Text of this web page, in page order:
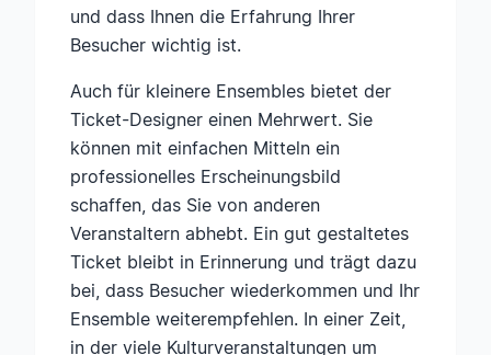
und dass Ihnen die Erfahrung Ihrer
Besucher wichtig ist.
Auch für kleinere Ensembles bietet der
Ticket-Designer einen Mehrwert. Sie
können mit einfachen Mitteln ein
professionelles Erscheinungsbild
schaffen, das Sie von anderen
Veranstaltern abhebt. Ein gut gestaltetes
Ticket bleibt in Erinnerung und trägt dazu
bei, dass Besucher wiederkommen und Ihr
Ensemble weiterempfehlen. In einer Zeit,
in der viele Kulturveranstaltungen um